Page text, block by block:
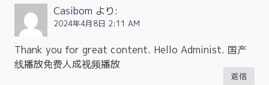
Casibom より:
2024年4月8日 2:11 AM
Thank you for great content. Hello Administ. 国产
线播放免费人成视频播放
返信